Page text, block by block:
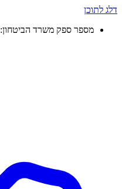
דלג לתוכן
מספר ספק משרד הביטחון: